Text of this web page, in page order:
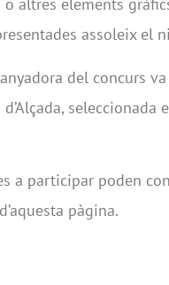
altres elements
assoleix el
del concurs
a participar poden
pàgina.